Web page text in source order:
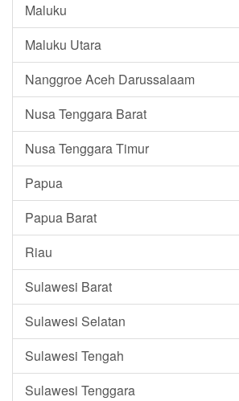
Maluku
Maluku Utara
Nanggroe Aceh Darussalaam
Nusa Tenggara Barat
Nusa Tenggara Timur
Papua
Papua Barat
Riau
Sulawesi Barat
Sulawesi Selatan
Sulawesi Tengah
Sulawesi Tenggara